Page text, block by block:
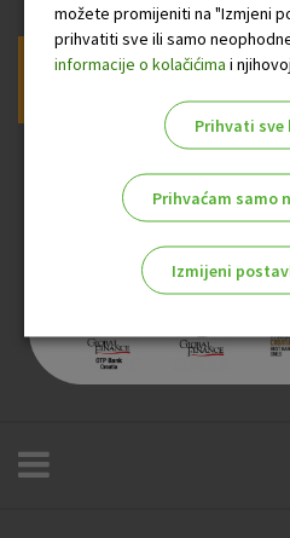
Prijava na newsletter OTP
možete promijeniti na "Izmjeni
prihvatiti sve ili samo
informacije o kolačićima i
Prihvati sve
Prihvaćam samo
Izmijeni